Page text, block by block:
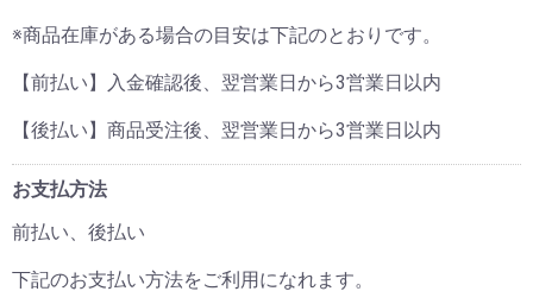
※商品在庫がある場合の目安は下記のとおりです。
【前払い】入金確認後、翌営業日から3営業日以内
【後払い】商品受注後、翌営業日から3営業日以内
お支払方法
前払い、後払い
下記のお支払い方法をご利用になれます。